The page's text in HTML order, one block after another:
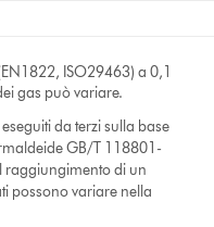
ISO29463) a 0,1
gas può variare.
da terzi sulla base
GB/T 118801-
raggiungimento di un
possono variare nella